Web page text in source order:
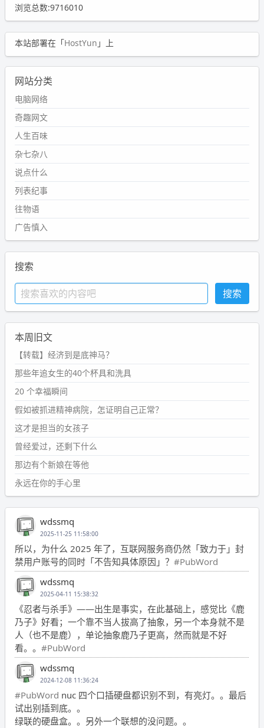
浏览总数:9716010
本站部署在「HostYun 」上
网站分类
电脑网络
奇趣网文
人生百味
杂七杂八
说点什么
列表纪事
往物语
广告慎入
搜索
本周旧文
【转载】经济到是底神马？
那些年追女生的40个杯具和洗具
20 个幸福瞬间
假如被抓进精神病院，怎证明自己正常？
这才是担当的女孩子
曾经爱过，还剩下什么
那边有个新娘在等他
永远在你的手心里
wdssmq
2025-11-25 11:58:00
所以，为什么 2025 年了，互联网服务商仍然「致力于」封
禁用户账号的同时「不告知具体原因」？ #PubWord
wdssmq
2025-04-11 15:38:32
《忍者与杀手》——出生是事实，在此基础上，感觉比《鹿
乃子》好看；一个靠不当人拔高了抽象，另一个本身就不是
人（也不是鹿），单论抽象鹿乃子更高，然而就是不好
看。。 #PubWord
wdssmq
2024-12-08 11:36:24
#PubWord nuc 四个口插硬盘都识别不到，有亮灯。。最后
试出别插到底。。
绿联的硬盘盒。。另外一个联想的没问题。。